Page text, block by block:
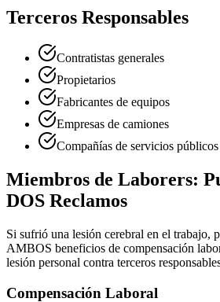
Terceros Responsables
Contratistas generales
Propietarios
Fabricantes de equipos
Empresas de camiones
Compañías de servicios públicos
Miembros de Laborers:
DOS Reclamos
Si sufrió una lesión cerebral en el trabajo,
AMBOS beneficios de compensación
lesión personal contra terceros
Compensación Laboral